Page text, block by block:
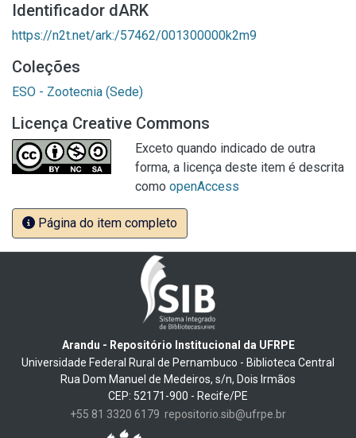
Identificador dARK
https://n2t.net/ark:/57462/001300000k2m9
Coleções
ESO - Zootecnia (Sede)
Licença Creative Commons
Exceto quando indicado de outra
forma, a licença deste item é descrita
como openAccess
Página do item completo
Arandu - Repositório Institucional da UFRPE
Universidade Federal Rural de Pernambuco - Biblioteca Central
Rua Dom Manuel de Medeiros, s/n, Dois Irmãos
CEP: 52171-900 - Recife/PE
+55 81 3320 6179 repositorio.sib@ufrpe.br